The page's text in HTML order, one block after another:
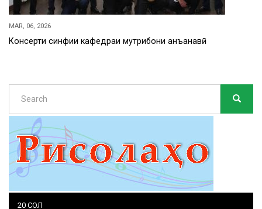
MAR, 06, 2026
Консерти синфии кафедраи мутрибони анъанавӣ
Search
20 СОЛ